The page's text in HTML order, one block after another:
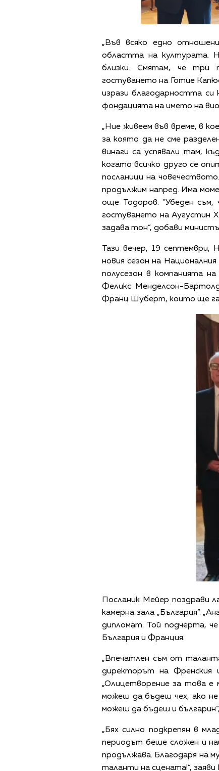
„Във всяко едно
областта на
близки. Смятам, че три
гостуването на Готие
изрази благодарността
фондацията на името на
„Ние живеем във време, в
за която да не сме
винаги са успявали там,
когато всичко друго се
посланици на
продължим напред. Има
още Тодоров. "Убеден
гостуването на Аугустин
задава тон“, добави
Тази вечер, 19 септември,
новия сезон на
полусезон в компанията
Феликс Менделсон-
Франц Шуберт, които ще
Посланик Мейер поздрави
камерна зала „България“.
дипломат. Той подчерта,
България и Франция.
„Впечатлен съм от
директорът на Френския
„Олицетворение за това е
можеш да бъдеш чех, ако не
можеш да бъдеш и
„Бях силно подкрепян в
периодът беше сложен и
продължава. Благодаря на
таланти на сцената!“, заяви